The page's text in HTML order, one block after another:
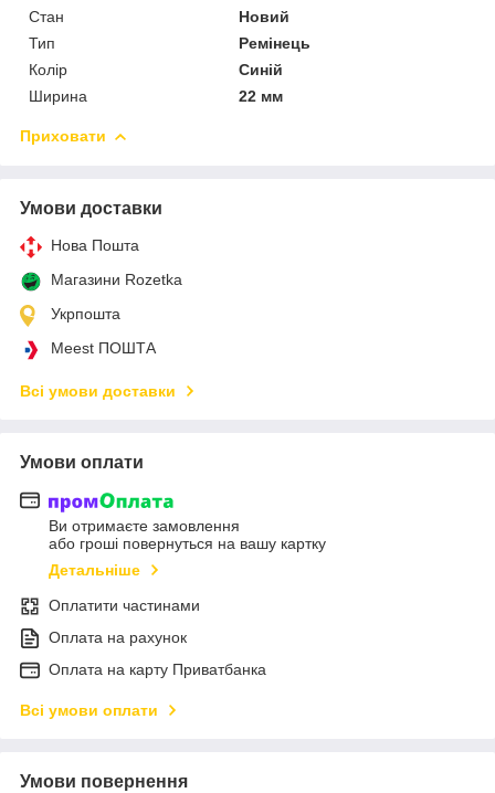
Стан
Новий
Тип
Ремінець
Колір
Синій
Ширина
22 мм
Приховати
Умови доставки
Нова Пошта
Магазини Rozetka
Укрпошта
Meest ПОШТА
Всі умови доставки
Умови оплати
Ви отримаєте замовлення
або гроші повернуться на вашу картку
Детальніше
Оплатити частинами
Оплата на рахунок
Оплата на карту Приватбанка
Всі умови оплати
Умови повернення